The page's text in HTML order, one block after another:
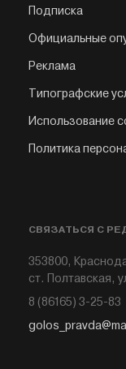
Подписка
Официальные
Реклама
Типографские
Использование
Политика
СВЯЗАТЬСЯ С
353800,
ст. Полтавская,
8 (86165) 3-25-83